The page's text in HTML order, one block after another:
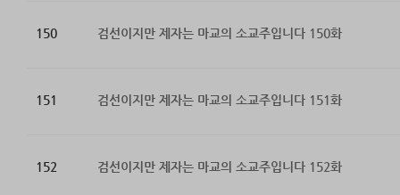
150 검선이지만 제자는 마교의 소교주입니다 150화
151 검선이지만 제자는 마교의 소교주입니다 151화
152 검선이지만 제자는 마교의 소교주입니다 152화